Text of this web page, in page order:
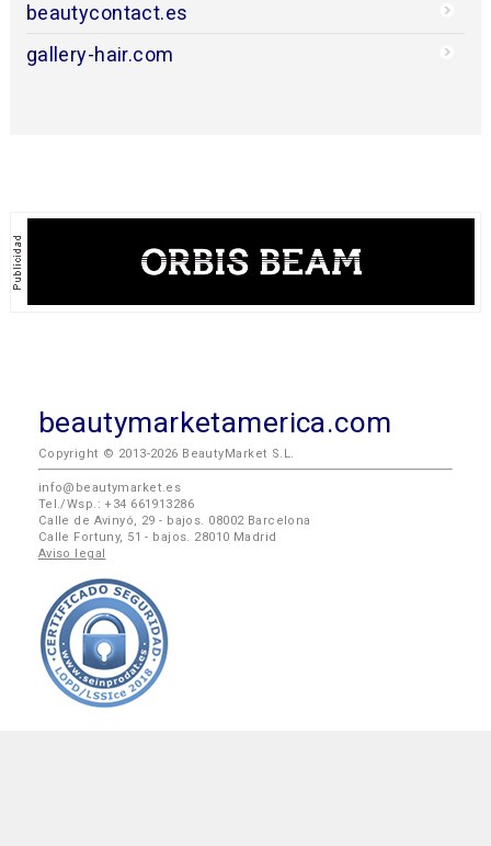
beautycontact.es
gallery-hair.com
beautymarketamerica.com
Copyright © 2013-2026 BeautyMarket S.L.
info@beautymarket.es
Tel./Wsp.: +34 661913286
Calle de Avinyó, 29 - bajos. 08002 Barcelona
Calle Fortuny, 51 - bajos. 28010 Madrid
Aviso legal